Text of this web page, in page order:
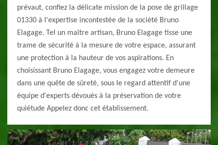
prévaut, confiez la délicate mission de la pose de grillage
01330 à l'expertise incontestée de la société Bruno
Elagage. Tel un maître artisan, Bruno Elagage tisse une
trame de sécurité à la mesure de votre espace, assurant
une protection à la hauteur de vos aspirations. En
choisissant Bruno Elagage, vous engagez votre demeure
dans une quête de sûreté, sous le regard attentif d'une
équipe d'experts dévoués à la préservation de votre
quiétude Appelez donc cet établissement.